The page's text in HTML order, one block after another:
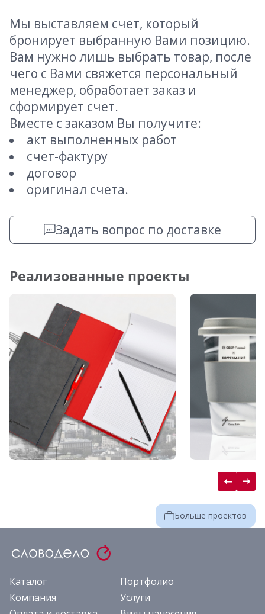
Мы выставляем счет, который
бронирует выбранную Вами позицию.
Вам нужно лишь выбрать товар, после
чего с Вами свяжется персональный
менеджер, обработает заказ и
сформирует счет.
Вместе с заказом Вы получите:
акт выполненных работ
счет-фактуру
договор
оригинал счета.
Задать вопрос по доставке
Реализованные проекты
Больше проектов
Каталог
Портфолио
Компания
Услуги